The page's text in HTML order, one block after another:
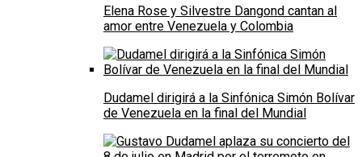
Elena Rose y Silvestre Dangond cantan al
amor entre Venezuela y Colombia
Dudamel dirigirá a la Sinfónica Simón Bolívar
de Venezuela en la final del Mundial